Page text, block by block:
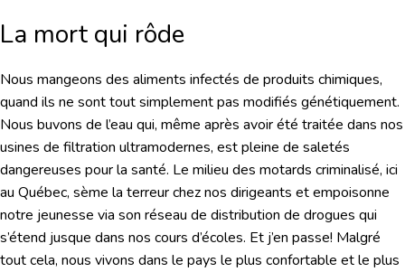
La mort qui rôde
Nous mangeons des aliments infectés de produits chimiques,
quand ils ne sont tout simplement pas modifiés génétiquement.
Nous buvons de l’eau qui, même après avoir été traitée dans nos
usines de filtration ultramodernes, est pleine de saletés
dangereuses pour la santé. Le milieu des motards criminalisé, ici
au Québec, sème la terreur chez nos dirigeants et empoisonne
notre jeunesse via son réseau de distribution de drogues qui
s’étend jusque dans nos cours d’écoles. Et j’en passe! Malgré
tout cela, nous vivons dans le pays le plus confortable et le plus